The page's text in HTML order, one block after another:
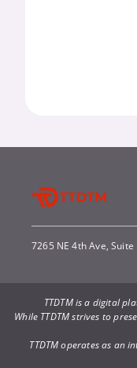
7265 NE 4th Ave,
TTDTM is a digital
While TTDTM strives to
TTDTM operates as an